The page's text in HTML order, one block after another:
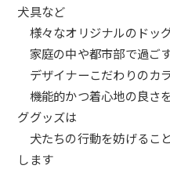
犬具など
様々なオリジナルのドッ
家庭の中や都市部で過ご
デザイナーこだわりのカ
機能的かつ着心地の良さ
ググッズは
犬たちの行動を妨げるこ
します